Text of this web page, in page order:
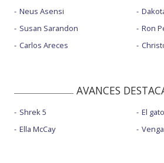
Neus Asensi
Susan Sarandon
Carlos Areces
Ron
AVANCES
Shrek 5
Ella McCay
El